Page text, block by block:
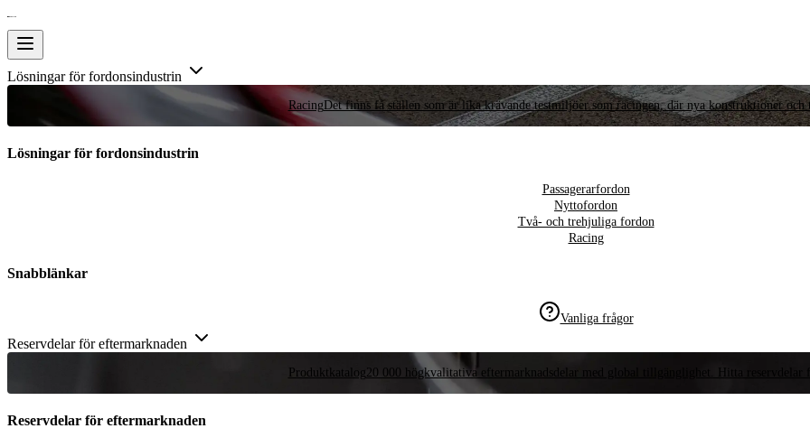
Lösningar för fordonsindustrin
RacingDet finns få ställen som är lika krävande testmiljöer som racingen, där nya konstruktioner och
Lösningar för fordonsindustrin
Passagerarfordon
Nyttofordon
Två- och trehjuliga fordon
Racing
Snabblänkar
Vanliga frågor
Reservdelar för eftermarknaden
Produktkatalog20 000 högkvalitativa eftermarknadsdelar med global tillgänglighet. Hitta reservdelar
Reservdelar för eftermarknaden